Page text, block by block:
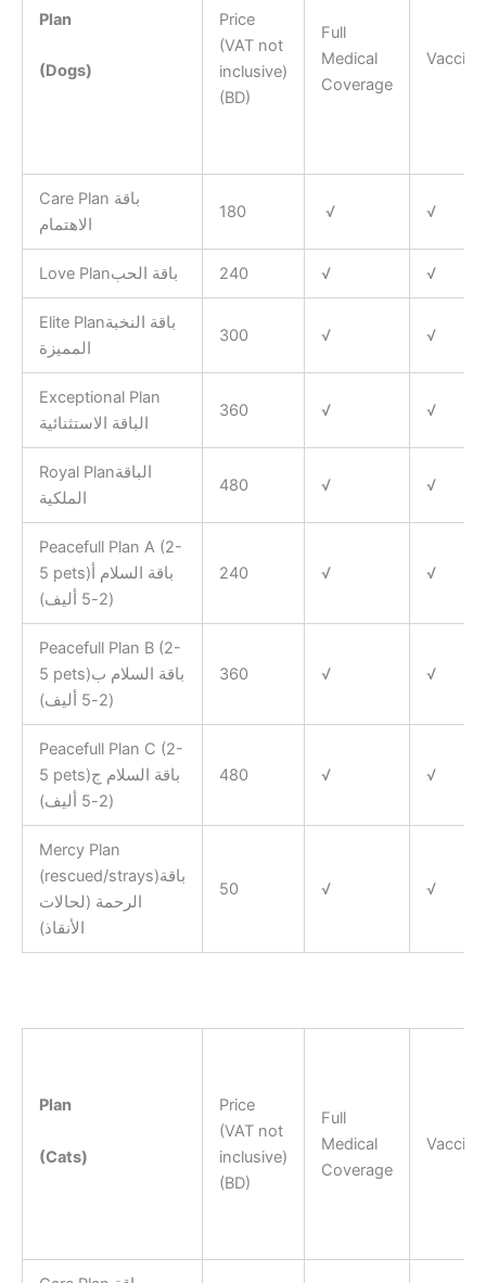
Plan
(Dogs)
Price
(VAT not
inclusive)
(BD)
Full
Medical
Coverage
Care Plan باقة
الاهتمام
180 √ √
Love Planباقة الحب 240 √ √
Elite Planباقة النخبة
المميزة
300 √ √
Exceptional Plan
الباقة الاستثنائية
360 √ √
Royal Planالباقة
الملكية
480 √ √
Peacefull Plan A (2-
5 pets)باقة السلام أ
(2-5 أليف)
240 √ √
Peacefull Plan B (2-
5 pets)باقة السلام ب
(2-5 أليف)
360 √ √
Peacefull Plan C (2-
5 pets)باقة السلام ج
(2-5 أليف)
480 √ √
Mercy Plan
(rescued/strays)باقة
الرحمة (لحالات
الأنقاذ)
50 √ √
Plan
(Cats)
Price
(VAT not
inclusive)
(BD)
Full
Medical
Coverage